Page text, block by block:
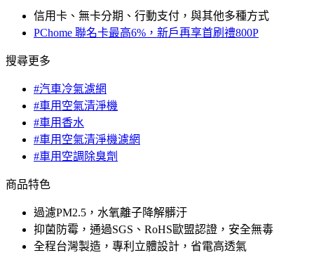
信用卡、無卡分期、行動支付，與其他多種方式
PChome 聯名卡最高6%，新戶再享首刷禮800P
搜尋更多
#汽車冷氣濾網
#車用空氣清淨機
#車用香水
#車用空氣清淨機濾網
#車用空調除臭劑
商品特色
過濾PM2.5，水氧離子降解髒汙
抑菌防霉，通過SGS、RoHS歐盟認證，安全無毒
全程台灣製造，專利立體設計，省電高透氣